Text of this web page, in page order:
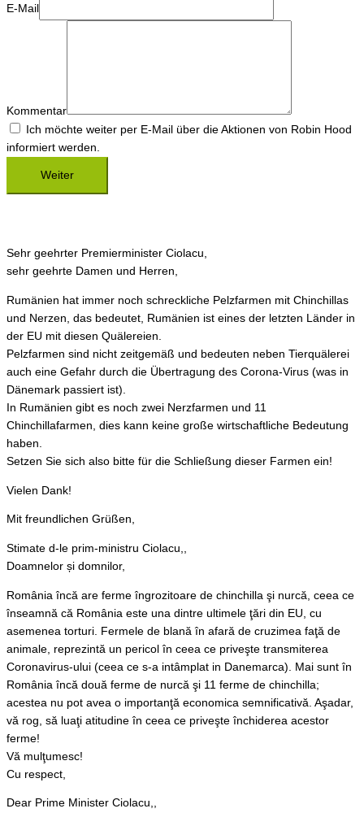
E-Mail
Kommentar
Ich möchte weiter per E-Mail über die Aktionen von Robin Hood
informiert werden.
Sehr geehrter Premierminister Ciolacu,
sehr geehrte Damen und Herren,
Rumänien hat immer noch schreckliche Pelzfarmen mit Chinchillas
und Nerzen, das bedeutet, Rumänien ist eines der letzten Länder in
der EU mit diesen Quälereien.
Pelzfarmen sind nicht zeitgemäß und bedeuten neben Tierquälerei
auch eine Gefahr durch die Übertragung des Corona-Virus (was in
Dänemark passiert ist).
In Rumänien gibt es noch zwei Nerzfarmen und 11
Chinchillafarmen, dies kann keine große wirtschaftliche Bedeutung
haben.
Setzen Sie sich also bitte für die Schließung dieser Farmen ein!
Vielen Dank!
Mit freundlichen Grüßen,
Stimate d-le prim-ministru Ciolacu,,
Doamnelor și domnilor,
România încă are ferme îngrozitoare de chinchilla şi nurcă, ceea ce
înseamnă că România este una dintre ultimele ţări din EU, cu
asemenea torturi. Fermele de blană în afară de cruzimea faţă de
animale, reprezintă un pericol în ceea ce priveşte transmiterea
Coronavirus-ului (ceea ce s-a intâmplat in Danemarca). Mai sunt în
România încă două ferme de nurcă şi 11 ferme de chinchilla;
acestea nu pot avea o importanţă economica semnificativă. Aşadar,
vă rog, să luaţi atitudine în ceea ce priveşte închiderea acestor
ferme!
Vă mulţumesc!
Cu respect,
Dear Prime Minister Ciolacu,,